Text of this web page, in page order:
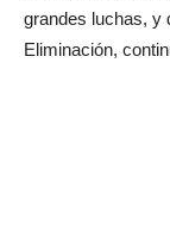
grandes luchas, y
Eliminación,